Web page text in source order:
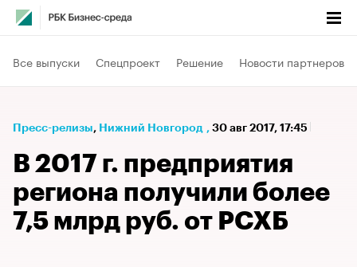
Все выпуски Спецпроект Решение Новости партнеров
Пресс-релизы⁠, Нижний Новгород , 30 авг 2017, 17:45
В 2017 г. предприятия
региона получили более
7,5 млрд руб. от РСХБ